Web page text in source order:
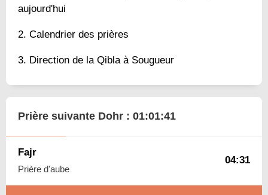
aujourd'hui
Calendrier des prières
Direction de la Qibla à Sougueur
Prière suivante Dohr : 01:01:40
Fajr
Prière d'aube
04:31